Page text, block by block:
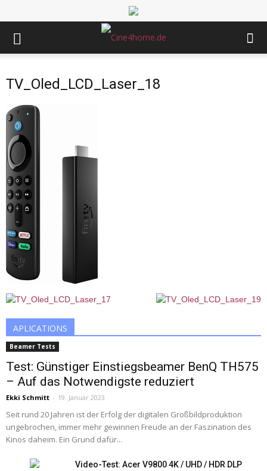
TV_Oled_LCD_Laser_18
APLICATIONS
Beamer Tests
Test: Günstiger Einstiegsbeamer BenQ TH575
– Auf das Notwendigste reduziert
Ekki Schmitt - 19. Januar 2023
Seit rund 20 Jahren ist der Erfolg der digitalen Großbildproduktion
ungebrochen, immer mehr gewinnen Freude an der Faszination des
Kinos daheim. Ein Grund dafür...
Video-Test: Acer V9800 4K / UHD / HDR DLP